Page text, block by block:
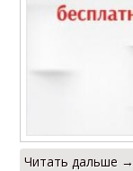
Читать дальше →